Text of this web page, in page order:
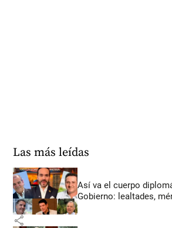
Las más leídas
Así va el cuerpo
Gobierno: lealtades,
share